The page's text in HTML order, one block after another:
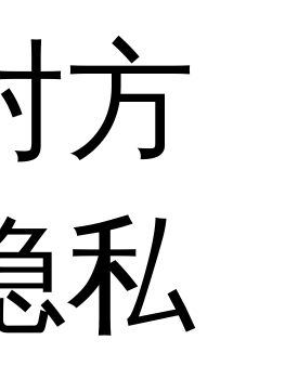
方
私